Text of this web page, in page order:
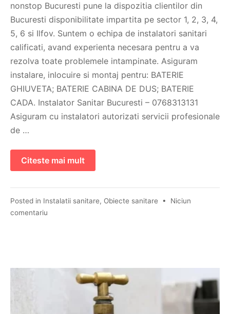
nonstop Bucuresti pune la dispozitia clientilor din
Bucuresti disponibilitate impartita pe sector 1, 2, 3, 4,
5, 6 si Ilfov. Suntem o echipa de instalatori sanitari
calificati, avand experienta necesara pentru a va
rezolva toate problemele intampinate. Asiguram
instalare, inlocuire si montaj pentru: BATERIE
GHIUVETA; BATERIE CABINA DE DUS; BATERIE
CADA. Instalator Sanitar Bucuresti – 0768313131
Asiguram cu instalatori autorizati servicii profesionale
de …
Citeste mai mult
Posted in Instalatii sanitare, Obiecte sanitare • Niciun
comentariu